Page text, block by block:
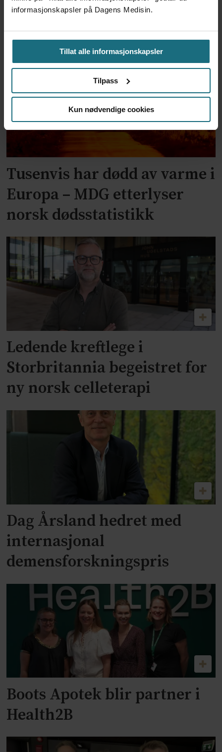
informasjonskapsler på Dagens Medisin.
Tillat alle informasjonskapsler
Tilpass
Kun nødvendige cookies
nærmer seg 4000
Tusenvis har dødd av varme i
Europa – MDG etterlyser
norsk dødsstatistikk
Ledende kreftlege i
Storbritannia begeistret for
ny norsk celleterapi
Dag Årsland hedret med
internasjonal
demensforskningspris
Boots Apotek blir partner i
Health2B